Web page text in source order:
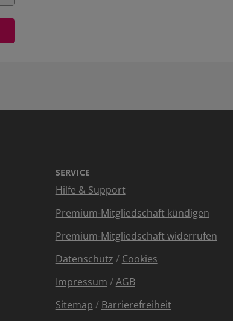
SERVICE
Hilfe & Support
Premium-Mitgliedschaft kündigen
Premium-Mitgliedschaft widerrufen
Datenschutz / Cookies
Impressum /AGB
Sitemap / Barrierefreiheit